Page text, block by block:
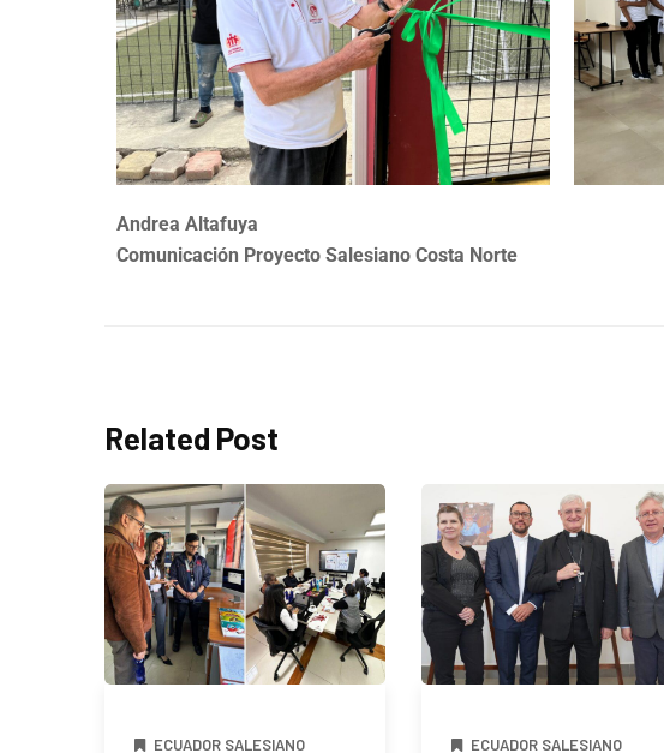
Andrea Altafuya
Comunicación Proyecto Salesiano Costa Norte
Related Post
ECUADOR SALESIANO ECUADOR SALESIANO